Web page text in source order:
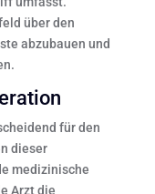
über den
abzubauen und
für den
dieser
medizinische
Arzt die